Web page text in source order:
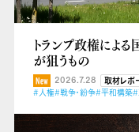
トランプ政権によ
が狙うもの
2026.7.28
取材レポ
#人権#戦争・紛争#平和構築#